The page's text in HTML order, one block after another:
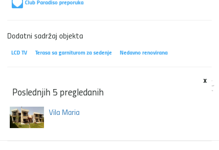
Dodatni sadržaj objekta
LCD TV Terasa sa garniturom za sedenje Nedavno renovirana
x
Poslednjih 5 pregledanih
Vila Maria